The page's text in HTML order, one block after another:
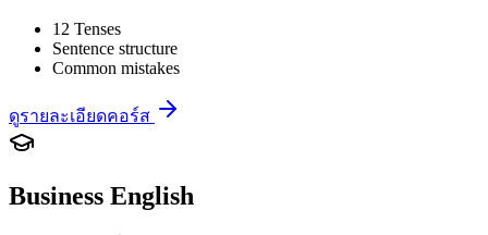
12 Tenses
Sentence structure
Common mistakes
ดูรายละเอียดคอร์ส
Business English